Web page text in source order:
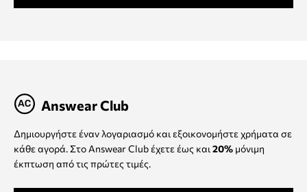
Answear Club
Δημιουργήστε έναν λογαριασμό και εξοικονομήστε χρήματα σε
κάθε αγορά. Στο Answear Club έχετε έως και20% μόνιμη
έκπτωση από τις πρώτες τιμές.